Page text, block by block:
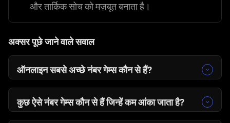
और तार्किक सोच को मज़बूत बनाता है।
अक्सर पूछे जाने वाले सवाल
ऑनलाइन सबसे अच्छे नंबर गेम्स कौन से हैं?
संख्यात्मक समझ की परीक्षा लेते हैं। Gamezop पर आप इन
लोकप्रिय नंबर गेम्स को आज़मा सकते हैं:
कुछ ऐसे नंबर गेम्स कौन से हैं जिन्हें कम आंका जाता है?